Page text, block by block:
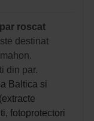
roscat
destinat
din par.
Baltica si
fotoprotectori